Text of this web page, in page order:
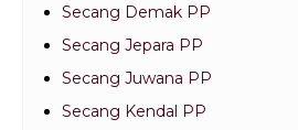
Secang Demak PP
Secang Jepara PP
Secang Juwana PP
Secang Kendal PP